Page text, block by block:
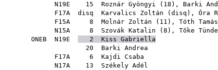
N19E 15 Roznár Gyöngyi ( 18 ), Barki
F17A disq Karvalics Zoltán ( disq ), Óra
F15A 8 Molnár Zoltán ( 11 ), Tóth Tamás
N15A 8 Szovák Katalin ( 8 ), Tőke Tünde
ONEB N19E 2
Kiss Gabriella
20
Barki Andrea
F17A 6
Kajdi Csaba
N17A 13
Székely Adél